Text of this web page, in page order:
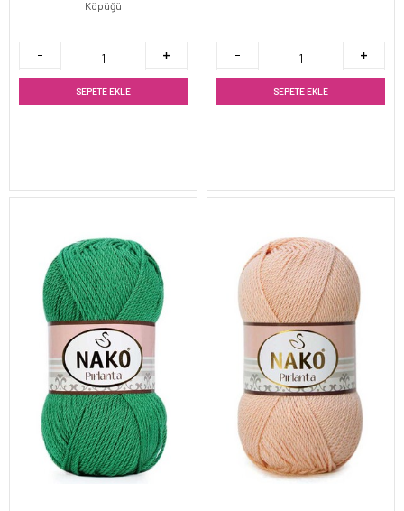
Köpüğü
SEPETE EKLE SEPETE EKLE